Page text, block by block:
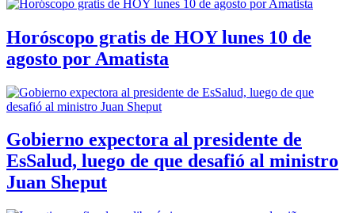
Horóscopo gratis de HOY lunes 10 de
agosto por Amatista
Gobierno expectora al presidente de
EsSalud, luego de que desafió al ministro
Juan Sheput